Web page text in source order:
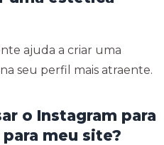
ajuda a criar uma
seu perfil mais atraente.
o Instagram para
meu site?